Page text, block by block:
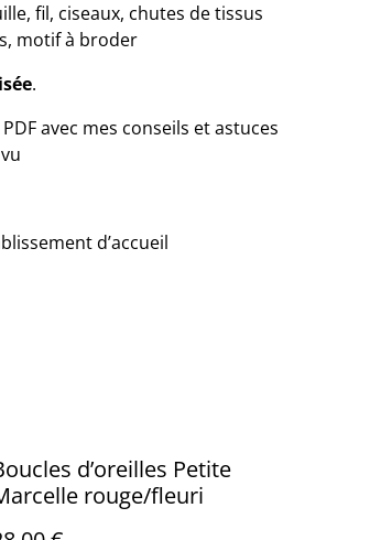
fil, ciseaux, chutes de tissus
motif à broder
.
avec mes conseils et astuces
d’accueil
d’oreilles Petite
rouge/fleuri